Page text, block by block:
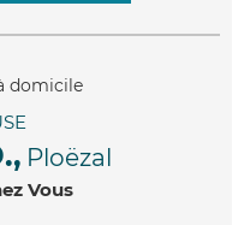
Ploëzal
Vous